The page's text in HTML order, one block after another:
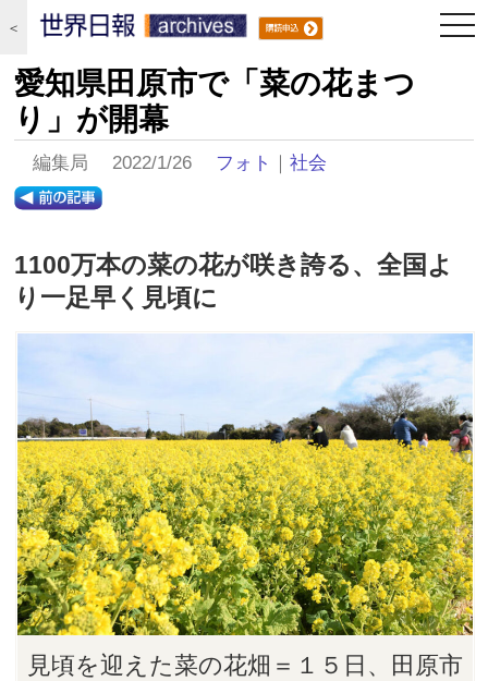
＜
愛知県田原市で「菜の花まつ
り」が開幕
編集局 2022/1/26 フォト ｜社会
1100万本の菜の花が咲き誇る、全国よ
り一足早く見頃に
見頃を迎えた菜の花畑＝１５日、田原市